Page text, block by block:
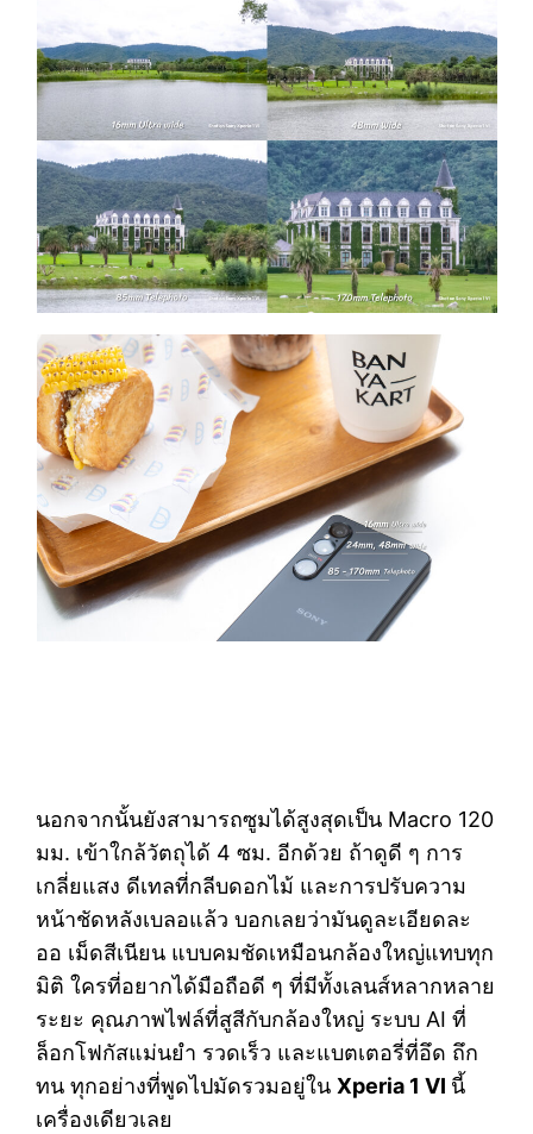
นอกจากนั้นยังสามารถซูมได้สูงสุดเป็น Macro 120
มม. เข้าใกล้วัตถุได้ 4 ซม. อีกด้วย ถ้าดูดี ๆ การ
เกลี่ยแสง ดีเทลที่กลีบดอกไม้ และการปรับความ
หน้าชัดหลังเบลอแล้ว บอกเลยว่ามันดูละเอียดละ
ออ เม็ดสีเนียน แบบคมชัดเหมือนกล้องใหญ่แทบทุก
มิติ ใครที่อยากได้มือถือดี ๆ ที่มีทั้งเลนส์หลากหลาย
ระยะ คุณภาพไฟล์ที่สูสีกับกล้องใหญ่ ระบบ AI ที่
ล็อกโฟกัสแม่นยำ รวดเร็ว และแบตเตอรี่ที่อึด ถึก
ทน ทุกอย่างที่พูดไปมัดรวมอยู่ในXperia 1 VI นี้
เครื่องเดียวเลย